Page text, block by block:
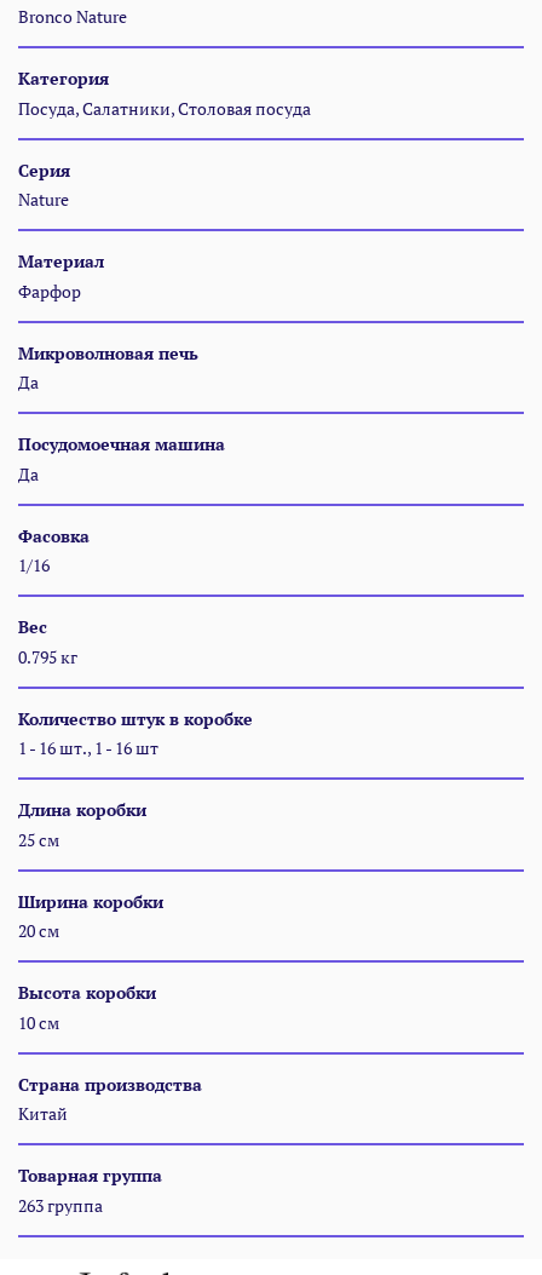
Bronco Nature
Категория
Посуда, Салатники, Столовая посуда
Серия
Nature
Материал
Фарфор
Микроволновая печь
Да
Посудомоечная машина
Да
Фасовка
1/16
Вес
0.795 кг
Количество штук в коробке
1 - 16 шт., 1 - 16 шт
Длина коробки
25 см
Ширина коробки
20 см
Высота коробки
10 см
Страна производства
Китай
Товарная группа
263 группа